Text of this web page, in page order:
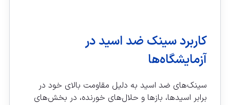
کاربرد سینک ضد اسید در
آزمایشگاه‌ها
سینک‌های ضد اسید به دلیل مقاومت بالای خود در
برابر اسیدها، بازها و حلال‌های خورنده، در بخش‌های